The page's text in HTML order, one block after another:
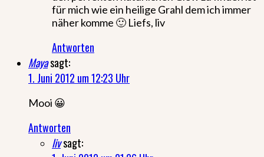
für mich wie ein heilige Grahl dem ich immer
näher komme 🙂 Liefs, liv
Antworten
Mayasagt:
1. Juni 2012 um 12:23 Uhr
Mooi 😀
Antworten
livsagt: